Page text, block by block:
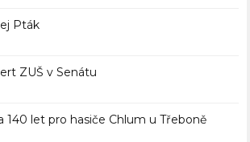
Pták
ZUŠ v Senátu
140 let pro hasiče Chlum u Třeboně